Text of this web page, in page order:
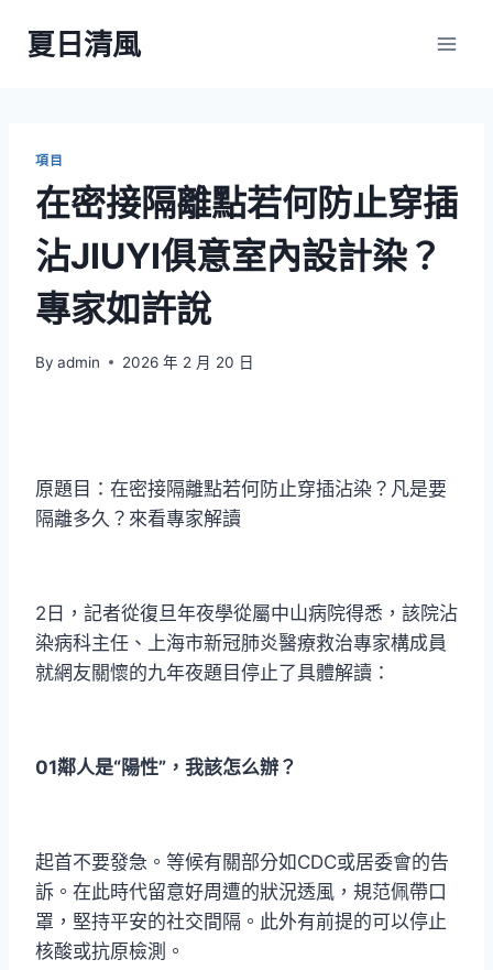
夏日清風
項目
在密接隔離點若何防止穿插
沾JIUYI俱意室內設計染？
專家如許說
By admin 2026 年 2 月 20 日
原題目：在密接隔離點若何防止穿插沾染？凡是要
隔離多久？來看專家解讀
2日，記者從復旦年夜學從屬中山病院得悉，該院沾
染病科主任、上海市新冠肺炎醫療救治專家構成員
就網友關懷的九年夜題目停止了具體解讀：
01鄰人是“陽性”，我該怎么辦？
起首不要發急。等候有關部分如CDC或居委會的告
訴。在此時代留意好周遭的狀況透風，規范佩帶口
罩，堅持平安的社交間隔。此外有前提的可以停止
核酸或抗原檢測。